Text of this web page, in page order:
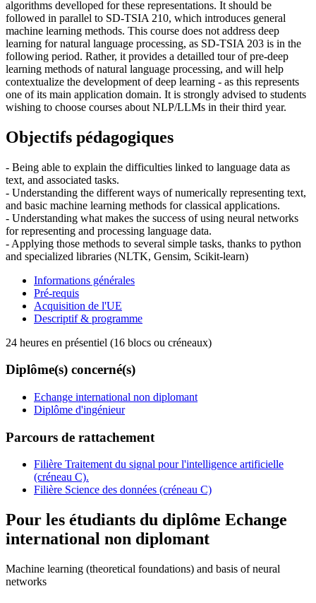
algorithms develloped for these representations. It should be
followed in parallel to SD-TSIA 210, which introduces general
machine learning methods. This course does not address deep
learning for natural language processing, as SD-TSIA 203 is in the
following period. Rather, it provides a detailled tour of pre-deep
learning methods of natural language processing, and will help
contextualize the development of deep learning - as this represents
one of its main application domain. It is strongly advised to students
wishing to choose courses about NLP/LLMs in their third year.
Objectifs pédagogiques
- Being able to explain the difficulties linked to language data as
text, and associated tasks.
- Understanding the different ways of numerically representing text,
and basic machine learning methods for classical applications.
- Understanding what makes the success of using neural networks
for representing and processing language data.
- Applying those methods to several simple tasks, thanks to python
and specialized libraries (NLTK, Gensim, Scikit-learn)
Informations générales
Pré-requis
Acquisition de l'UE
Descriptif & programme
24 heures en présentiel (16 blocs ou créneaux)
Diplôme(s) concerné(s)
Echange international non diplomant
Diplôme d'ingénieur
Parcours de rattachement
Filière Traitement du signal pour l'intelligence artificielle
(créneau C).
Filière Science des données (créneau C)
Pour les étudiants du diplôme Echange
international non diplomant
Machine learning (theoretical foundations) and basis of neural
networks